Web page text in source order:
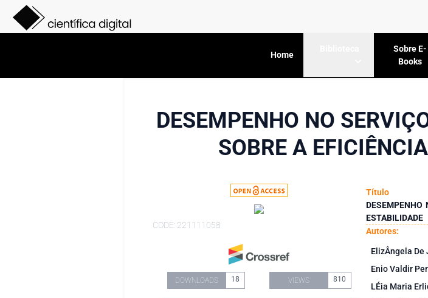
Home
Sobre E-
Books
DESEMPENHO NO
SOBRE A
CODE: 221111058
DOWNLOADS 18 VIEWS 810
Título
DESEMPENHO
ESTABILIDADE
Autores:
ElizÂngela De
Enio Valdir
LÉia Maria